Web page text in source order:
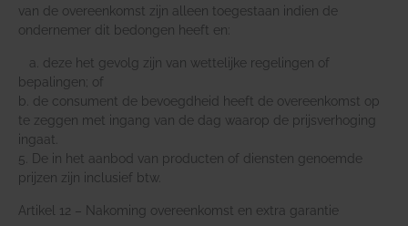
van de overeenkomst zijn alleen toegestaan indien de
ondernemer dit bedongen heeft en:
a. deze het gevolg zijn van wettelijke regelingen of
bepalingen; of
b. de consument de bevoegdheid heeft de overeenkomst op
te zeggen met ingang van de dag waarop de prijsverhoging
ingaat.
5. De in het aanbod van producten of diensten genoemde
prijzen zijn inclusief btw.
Artikel 12 – Nakoming overeenkomst en extra garantie